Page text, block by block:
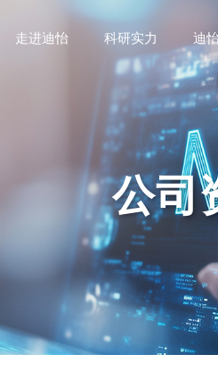
走进迪怡 科研实力 迪
公司